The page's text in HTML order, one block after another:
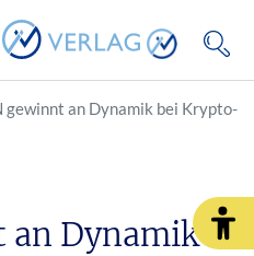
gewinnt an Dynamik bei Krypto-
an Dynamik